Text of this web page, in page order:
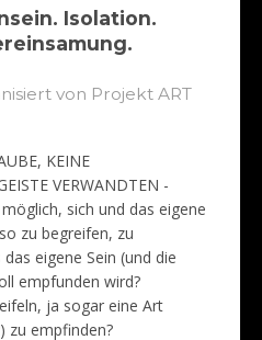
Isolation.
von Projekt ART
KEINE
VERWANDTEN -
sich und das eigene
zu begreifen, zu
eigene Sein (und die
empfunden wird?
ja sogar eine Art
zu empfinden?